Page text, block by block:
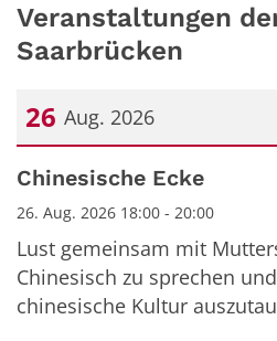
Veranstaltungen
Saarbrücken
26 Aug. 2026
Datum: 26. August 2026
Chinesische Ecke
26. Aug. 2026 18:00 - 20:00
Lust gemeinsam mit
Chinesisch zu sprechen
chinesische Kultur